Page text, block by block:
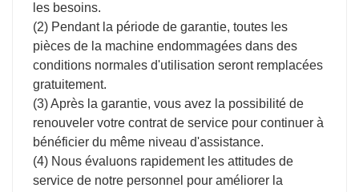
les besoins.
(2) Pendant la période de garantie, toutes les
pièces de la machine endommagées dans des
conditions normales d'utilisation seront remplacées
gratuitement.
(3) Après la garantie, vous avez la possibilité de
renouveler votre contrat de service pour continuer à
bénéficier du même niveau d'assistance.
(4) Nous évaluons rapidement les attitudes de
service de notre personnel pour améliorer la